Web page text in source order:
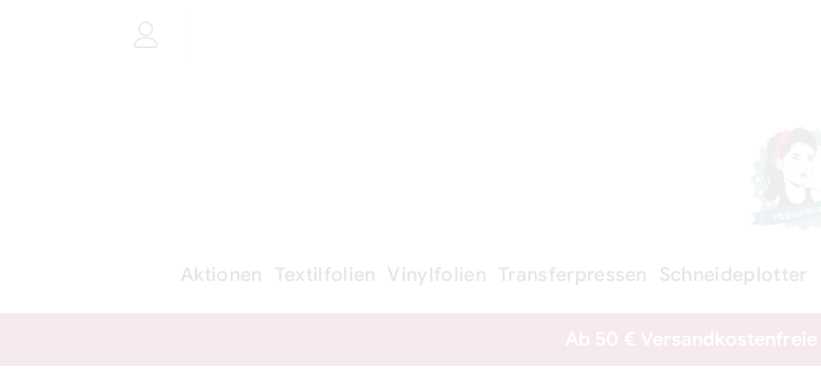
Aktionen Textilfolien Vinylfolien Transferpressen Schneideplotter